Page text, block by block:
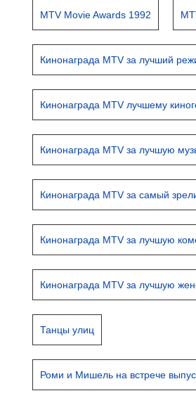
MTV Movie Awards 1992
Кинонаграда MTV за лучший
Кинонаграда MTV лучшему
Кинонаграда MTV за лучшую
Кинонаграда MTV за самый
Кинонаграда MTV за лучшую
Кинонаграда MTV за лучшую
Танцы улиц
Роми и Мишель на встрече